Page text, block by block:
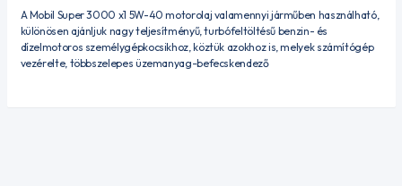
A Mobil Super 3000 x1 5W-40 motorolaj valamennyi járműben használható,
különösen ajánljuk nagy teljesítményű, turbófeltöltésű benzin- és
dízelmotoros személygépkocsikhoz, köztük azokhoz is, melyek számítógép
vezérelte, többszelepes üzemanyag-befecskendező